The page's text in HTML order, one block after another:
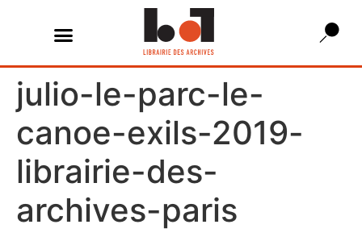
julio-le-parc-le-
canoe-exils-2019-
librairie-des-
archives-paris